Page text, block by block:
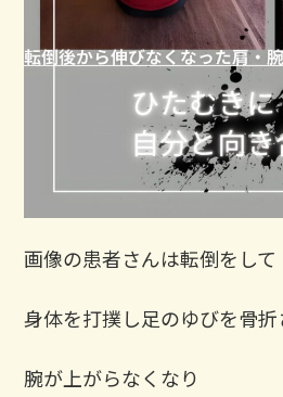
画像の患者さんは転倒をして
身体を打撲し足のゆびを骨折
腕が上がらなくなり